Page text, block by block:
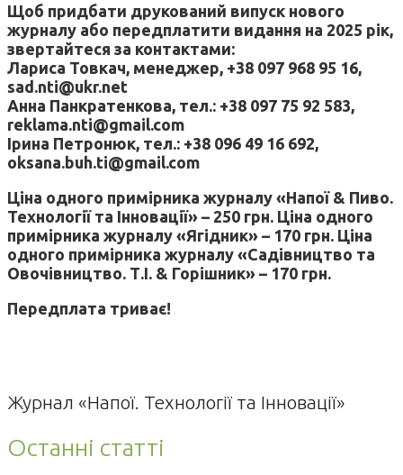
Щоб придбати друкований випуск нового
журналу або передплатити видання на 2025 рік,
звертайтеся за контактами:
Лариса Товкач, менеджер, +38 097 968 95 16,
sad.nti@ukr.net
Анна Панкратенкова, тел.: +38 097 75 92 583,
reklama.nti@gmail.com
Ірина Петронюк, тел.: +38 096 49 16 692,
oksana.buh.ti@gmail.com
Ціна одного примірника журналу «Напої & Пиво.
Технології та Інновації» – 250 грн. Ціна одного
примірника журналу «Ягідник» – 170 грн. Ціна
одного примірника журналу «Садівництво та
Овочівництво. Т.І. & Горішник» – 170 грн.
Передплата триває!
Журнал «Напої. Технології та Інновації»
Останні статті